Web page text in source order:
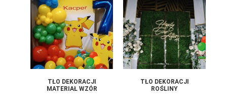
TŁO DEKORACJI
MATERIAŁ WZÓR
TŁO DEKORACJI
ROŚLINY